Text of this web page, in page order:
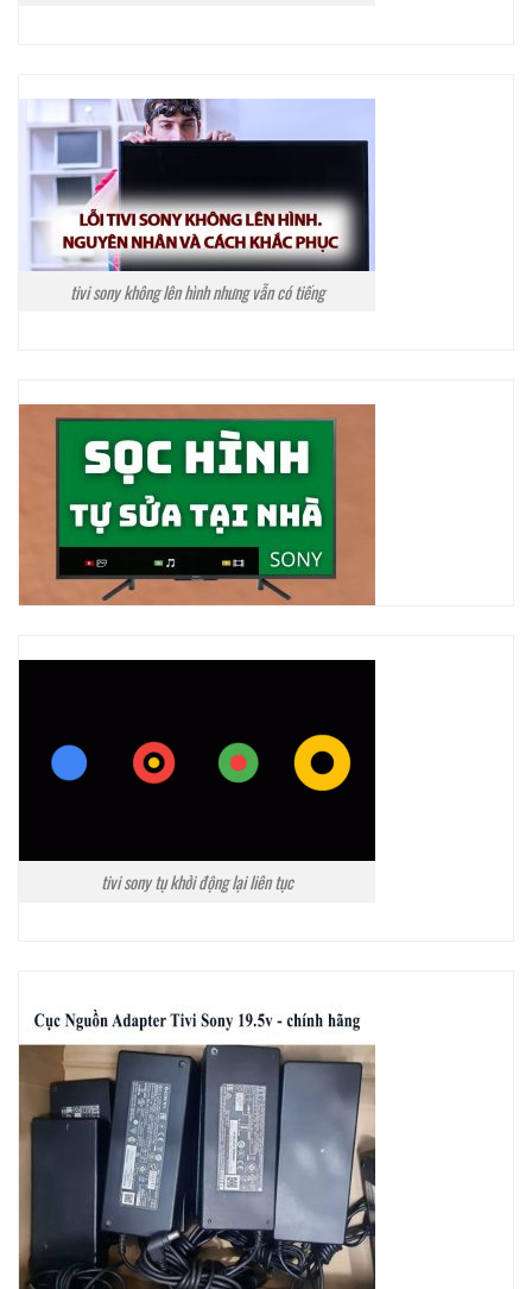
tivi sony không lên hình nhưng vẫn có tiếng
tivi sony tụ khởi động lại liên tục